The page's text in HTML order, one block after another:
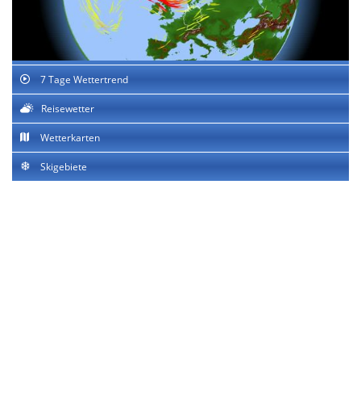
7 Tage Wettertrend
Reisewetter
Wetterkarten
Skigebiete